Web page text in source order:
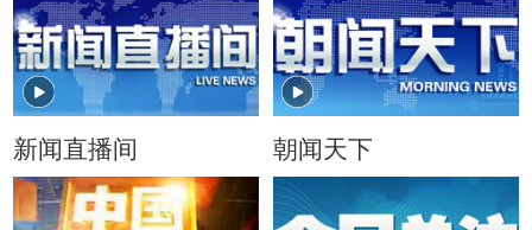
新闻直播间 朝闻天下